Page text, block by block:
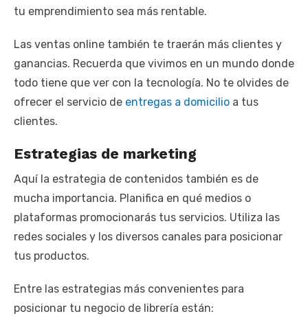
tu emprendimiento sea más rentable.
Las ventas online también te traerán más clientes y
ganancias. Recuerda que vivimos en un mundo donde
todo tiene que ver con la tecnología. No te olvides de
ofrecer el servicio de entregas a domicilio a tus
clientes.
Estrategias de marketing
Aquí la estrategia de contenidos también es de
mucha importancia. Planifica en qué medios o
plataformas promocionarás tus servicios. Utiliza las
redes sociales y los diversos canales para posicionar
tus productos.
Entre las estrategias más convenientes para
posicionar tu negocio de librería están: